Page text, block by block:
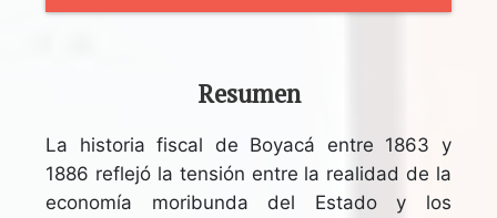
Resumen
La historia fiscal de Boyacá entre 1863 y
1886 reflejó la tensión entre la realidad de la
economía moribunda del Estado y los